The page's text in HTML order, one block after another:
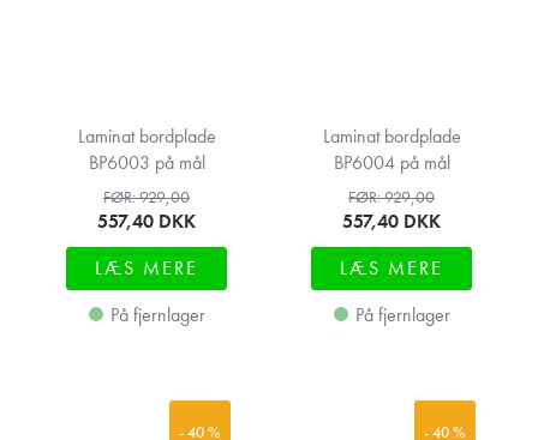
Laminat bordplade
BP6003 på mål
FØR: 929,00
557,40 DKK
LÆS MERE
På fjernlager
Laminat bordplade
BP6004 på mål
FØR: 929,00
557,40 DKK
LÆS MERE
På fjernlager
- 40 % - 40 %